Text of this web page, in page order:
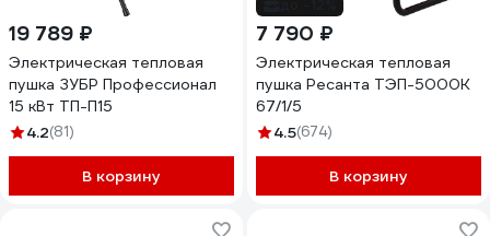
19 789 ₽
Электрическая тепловая
пушка ЗУБР Профессионал
15 кВт ТП-П15
4.2(81)
В корзину
7 790 ₽
Электрическая тепловая
пушка Ресанта ТЭП-5000К
67/1/5
4.5(674)
В корзину